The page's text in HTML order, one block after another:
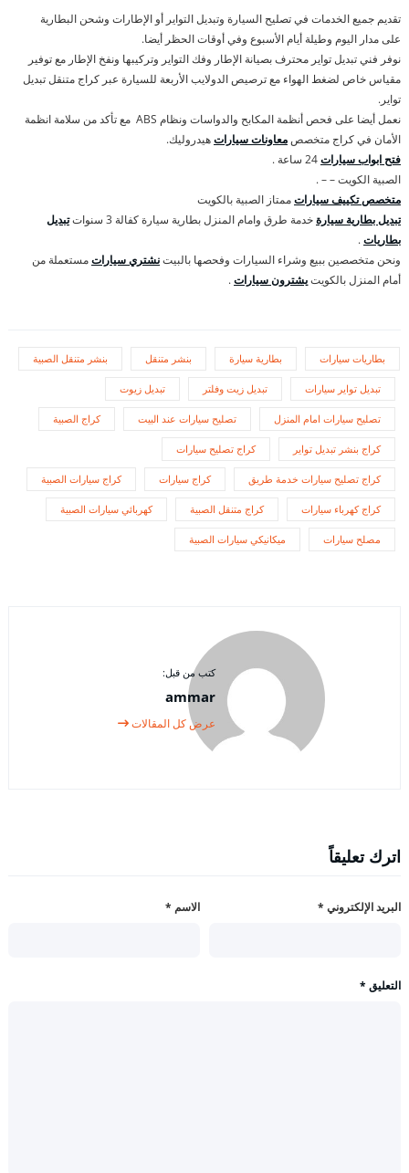
تقديم جميع الخدمات في تصليح السيارة وتبديل التواير أو الإطارات وشحن البطارية
على مدار اليوم وطيلة أيام الأسبوع وفي أوقات الحظر أيضا.
نوفر فني تبديل تواير محترف بصيانة الإطار وفك التواير وتركيبها ونفخ الإطار مع توفير
مقياس خاص لضغط الهواء مع ترصيص الدولايب الأربعة للسيارة عبر كراج متنقل تبديل
تواير.
نعمل أيضا على فحص أنظمة المكابح والدواسات ونظام ABS مع تأكد من سلامة انظمة
الأمان في كراج متخصصمعاونات سياراتهيدروليك.
فتح ابواب سيارات
الصبية الكويت – – .
متخصص تكييف سياراتممتاز الصبية بالكويت
تبديل بطارية سيارةخدمة طرق وامام المنزل بطارية سيارة كفالة 3 سنوات
تبديل
بطاريات.
ونحن متخصصين ببيع وشراء السيارات وفحصها بالبيتنشتري سياراتمستعملة من
أمام المنزل بالكويتيشترون سيارات.
بطاريات سيارات بطارية سيارة بنشر متنقل بنشر متنقل الصبية
تبديل تواير سيارات تبديل زيت وفلتر تبديل زيوت
تصليح سيارات امام المنزل تصليح سيارات عند البيت كراج الصبية
كراج بنشر تبديل تواير كراج تصليح سيارات
كراج تصليح سيارات خدمة طريق كراج سيارات كراج سيارات الصبية
كراج كهرباء سيارات كراج متنقل الصبية كهربائي سيارات الصبية
مصلح سيارات ميكانيكي سيارات الصبية
كتب من قبل:
ammar
عرض كل المقالات
اترك تعليقاً
الاسم * البريد الإلكتروني *
التعليق *